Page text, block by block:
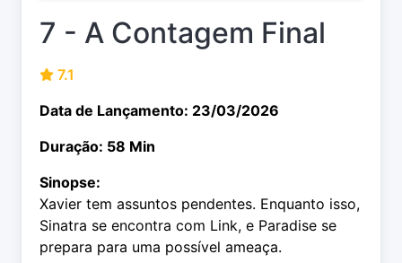
7 - A Contagem Final
7.1
Data de Lançamento: 23/03/2026
Duração: 58 Min
Sinopse:
Xavier tem assuntos pendentes. Enquanto isso,
Sinatra se encontra com Link, e Paradise se
prepara para uma possível ameaça.